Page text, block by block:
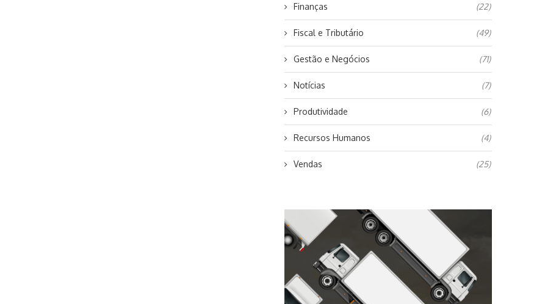
Finanças (22)
Fiscal e Tributário (49)
Gestão e Negócios (71)
Notícias (7)
Produtividade (6)
Recursos Humanos (4)
Vendas (25)